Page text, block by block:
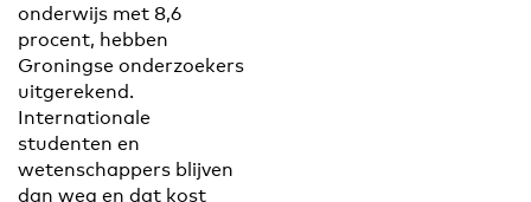
onderwijs met 8,6
procent, hebben
Groningse onderzoekers
uitgerekend.
Internationale
studenten en
wetenschappers blijven
dan weg en dat kost